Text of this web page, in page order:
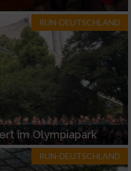
RUN-DEUTSCHLAND
im Olympiapark
RUN-DEUTSCHLAND